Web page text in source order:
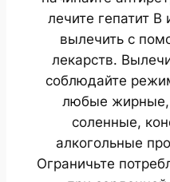
лечите гепатит
вылечить с
лекарств.
соблюдайте
любые
соленные,
алкогольные
Ограничьте